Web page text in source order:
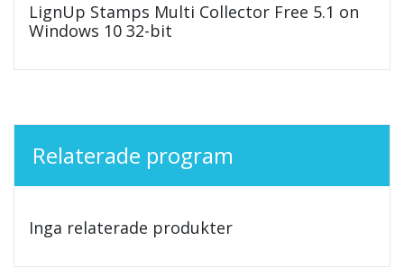
LignUp Stamps Multi Collector Free 5.1 on
Windows 10 32-bit
Relaterade program
Inga relaterade produkter